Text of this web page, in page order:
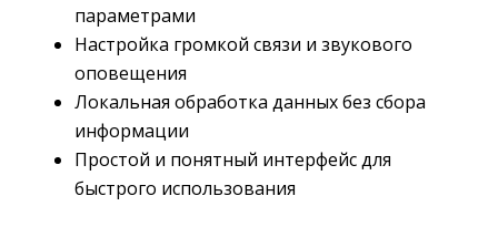
параметрами
Настройка громкой связи и звукового
оповещения
Локальная обработка данных без сбора
информации
Простой и понятный интерфейс для
быстрого использования